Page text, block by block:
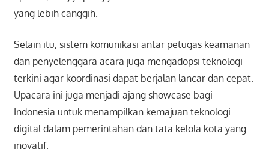
yang lebih canggih.
Selain itu, sistem komunikasi antar petugas keamanan
dan penyelenggara acara juga mengadopsi teknologi
terkini agar koordinasi dapat berjalan lancar dan cepat.
Upacara ini juga menjadi ajang showcase bagi
Indonesia untuk menampilkan kemajuan teknologi
digital dalam pemerintahan dan tata kelola kota yang
inovatif.